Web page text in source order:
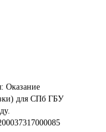
Оказание
для СПб ГБУ